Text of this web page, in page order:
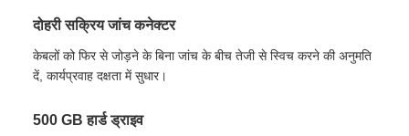
दोहरी सक्रिय जांच कनेक्टर
केबलों को फिर से जोड़ने के बिना जांच के बीच तेजी से स्विच करने की अनुमति
दें, कार्यप्रवाह दक्षता में सुधार।
500 GB हार्ड ड्राइव